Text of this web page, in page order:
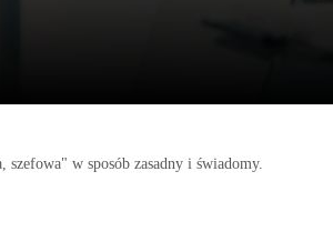
w sposób zasadny i świadomy.